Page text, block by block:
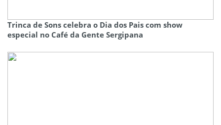
Trinca de Sons celebra o Dia dos Pais com show
especial no Café da Gente Sergipana